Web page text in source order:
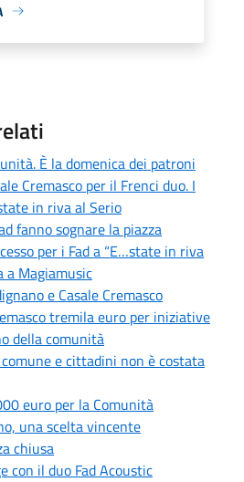
È la domenica dei patroni
Cremasco per il Frenci duo. I
in riva al Serio
fanno sognare la piazza
per i Fad a “E…state in riva
a Magiamusic
e Casale Cremasco
tremila euro per iniziative
della comunità
e cittadini non è costata
euro per la Comunità
una scelta vincente
chiusa
con il duo Fad Acoustic